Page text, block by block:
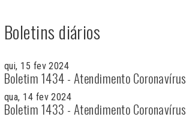
Boletins diários
qui, 15 fev 2024
Boletim 1434 - Atendimento Coronavírus
qua, 14 fev 2024
Boletim 1433 - Atendimento Coronavírus